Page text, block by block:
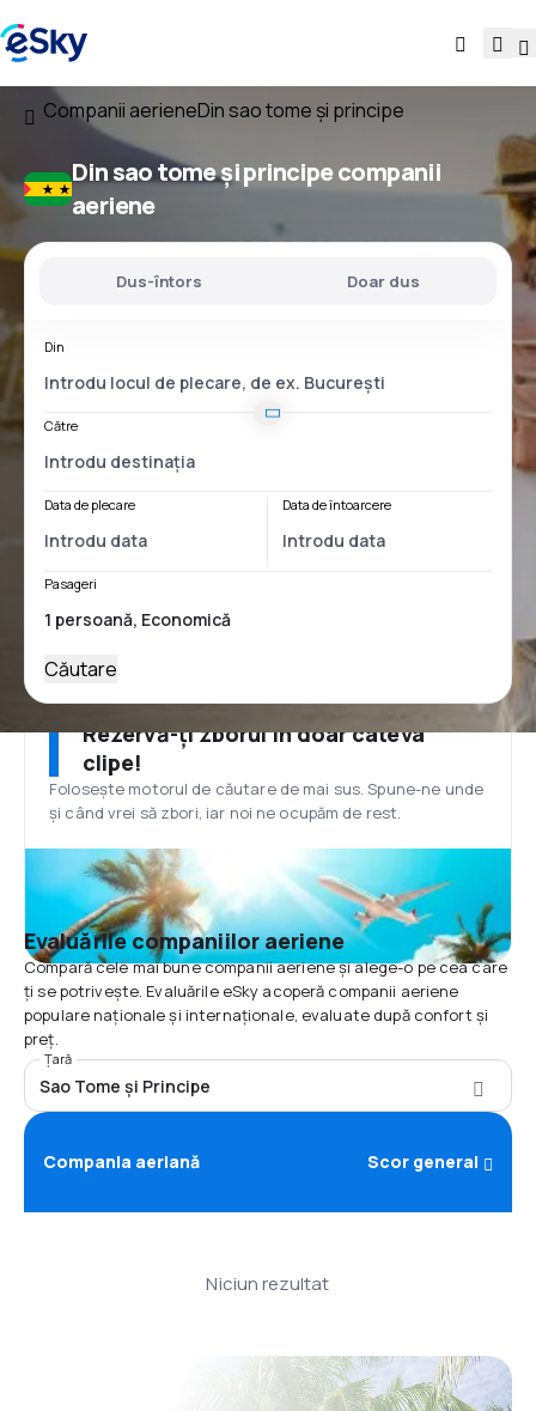
Companii aerieneDin sao tome și principe
Din sao tome și principe companii
aeriene
Dus-întors Doar dus
Din
Către
Data de plecare Data de întoarcere
Pasageri
Căutare
Rezervă-ți zborul în doar câteva
clipe!
Folosește motorul de căutare de mai sus. Spune-ne unde
și când vrei să zbori, iar noi ne ocupăm de rest.
Evaluările companiilor aeriene
Compară cele mai bune companii aeriene și alege-o pe cea care
ți se potrivește. Evaluările eSky acoperă companii aeriene
populare naționale și internaționale, evaluate după confort și
preț.
Țară
Sao Tome și Principe
Compania aeriană Scor general
Niciun rezultat